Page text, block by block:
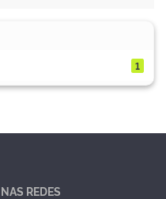
1
NAS REDES